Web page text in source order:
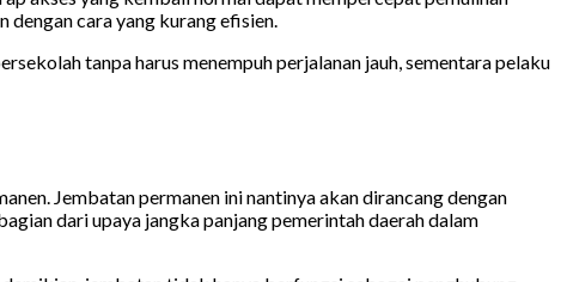
cara yang kurang efisien.
tanpa harus menempuh perjalanan jauh, sementara pelaku
Jembatan permanen ini nantinya akan dirancang dengan
dari upaya jangka panjang pemerintah daerah dalam